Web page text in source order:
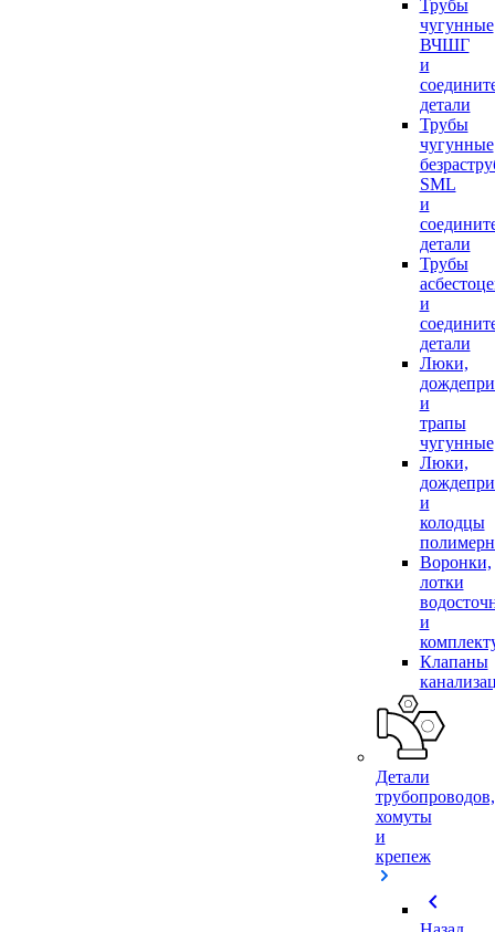
Трубы
чугунные
ВЧШГ
и
детали
Трубы
чугунные
SML
и
детали
Трубы
и
детали
Люки,
и
трапы
чугунные
Люки,
и
колодцы
Воронки,
лотки
и
Клапаны
Детали
трубопроводов,
хомуты
и
крепеж
chevron_left